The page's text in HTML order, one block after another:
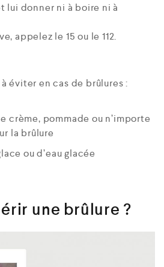
lui donner ni à boire ni à
appelez le 15 ou le 112.
éviter en cas de brûlures :
crème, pommade ou n’importe
la brûlure
ou d’eau glacée
une brûlure ?